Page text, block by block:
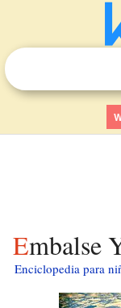
Embalse
Enciclopedia para